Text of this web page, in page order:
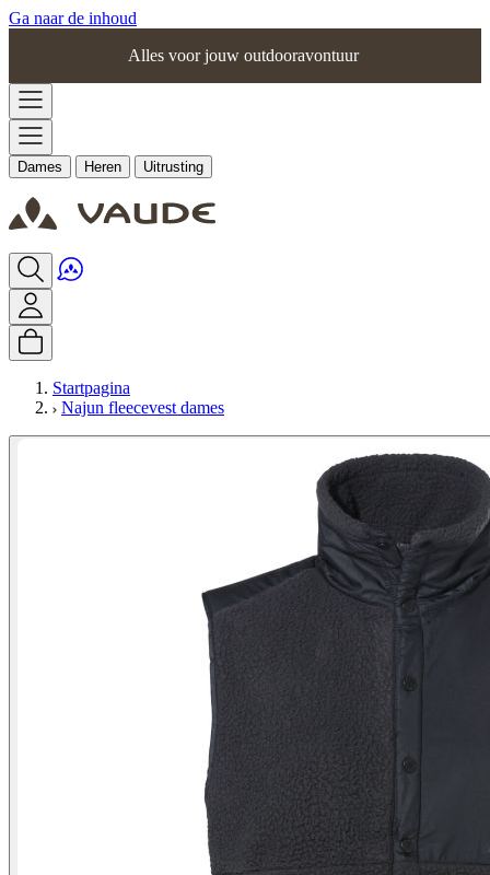
Ga naar de inhoud
Alles voor jouw outdooravontuur
Dames Heren Uitrusting
Startpagina
Najun fleecevest dames